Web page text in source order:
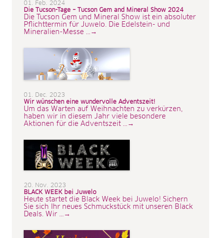
01. Feb. 2024
Die Tucson-Tage – Tucson Gem and Mineral Show 2024
Die Tucson Gem und Mineral Show ist ein absoluter
Pflichttermin für Juwelo. Die Edelstein- und
Mineralien-Messe ...→
01. Dec. 2023
Wir wünschen eine wundervolle Adventszeit!
Um das Warten auf Weihnachten zu verkürzen,
haben wir in diesem Jahr viele besondere
Aktionen für die Adventszeit ...→
20. Nov. 2023
BLACK WEEK bei Juwelo
Heute startet die Black Week bei Juwelo! Sichern
Sie sich Ihr neues Schmuckstück mit unseren Black
Deals. Wir ...→